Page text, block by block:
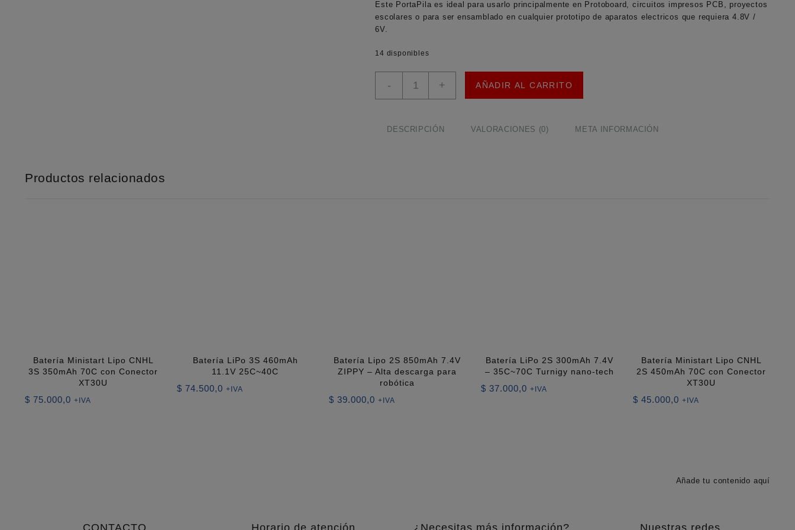
Este PortaPila es ideal para usarlo principalmente en Protoboard, circuitos impresos PCB, proyectos
escolares o para ser ensamblado en cualquier prototipo de aparatos electricos que requiera 4.8V /
6V.
14 disponibles
-
Pila
4
+ AÑADIR AL CARRITO
DESCRIPCIÓN VALORACIONES (0) META INFORMACIÓN
Productos relacionados
Batería Ministart Lipo CNHL
3S 350mAh 70C con Conector
XT30U
$ 75.000,0 +IVA
Batería LiPo 3S 460mAh
11.1V 25C~40C
$ 74.500,0 +IVA
Batería Lipo 2S 850mAh 7.4V
ZIPPY – Alta descarga para
robótica
$ 39.000,0 +IVA
Batería LiPo 2S 300mAh 7.4V
– 35C~70C Turnigy nano-tech
$ 37.000,0 +IVA
Batería Ministart Lipo CNHL
2S 450mAh 70C con Conector
XT30U
$ 45.000,0 +IVA
Añade tu contenido aquí